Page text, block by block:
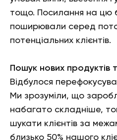
тощо. Посилання на цю
поширювали серед
потенціальних клієнтів.
Пошук нових продуктів
Відбулося
Ми зрозуміли, що
набагато складніше,
шукати клієнтів за
близько 50% нашого